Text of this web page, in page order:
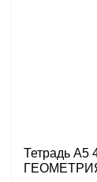
Тетрадь А5